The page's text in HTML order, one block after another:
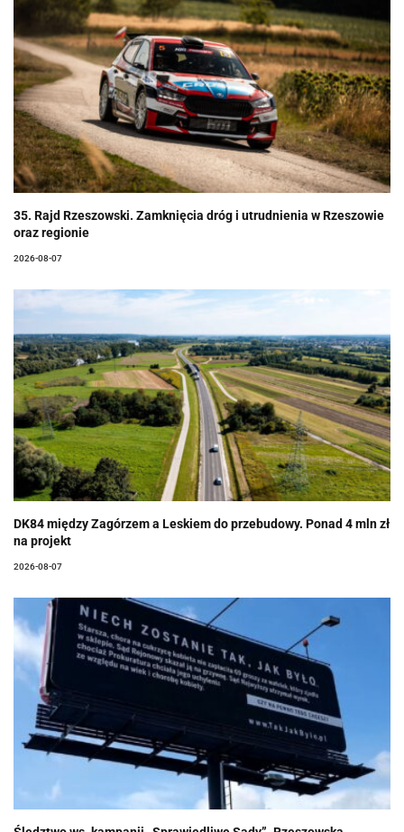
35. Rajd Rzeszowski. Zamknięcia dróg i utrudnienia w Rzeszowie
oraz regionie
2026-08-07
DK84 między Zagórzem a Leskiem do przebudowy. Ponad 4 mln zł
na projekt
2026-08-07